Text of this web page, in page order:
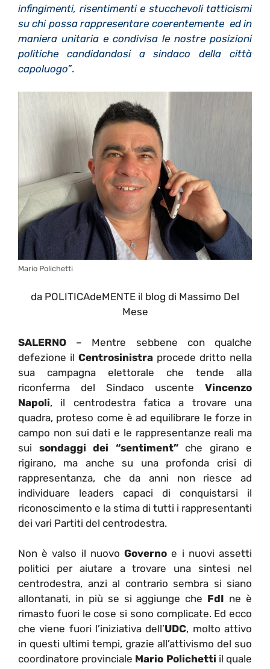
infingimenti, risentimenti e stucchevoli tatticismi
su chi possa rappresentare coerentemente ed in
maniera unitaria e condivisa le nostre posizioni
politiche candidandosi a sindaco della città
capoluogo”.
Mario Polichetti
da POLITICAdeMENTE il blog di Massimo Del
Mese
SALERNO – Mentre sebbene con qualche
defezione il Centrosinistra procede dritto nella
sua campagna elettorale che tende alla
riconferma del Sindaco uscente Vincenzo
Napoli, il centrodestra fatica a trovare una
quadra, proteso come è ad equilibrare le forze in
campo non sui dati e le rappresentanze reali ma
sui sondaggi dei “sentiment”che girano e
rigirano, ma anche su una profonda crisi di
rappresentanza, che da anni non riesce ad
individuare leaders capaci di conquistarsi il
riconoscimento e la stima di tutti i rappresentanti
dei vari Partiti del centrodestra.
Non è valso il nuovoGoverno e i nuovi assetti
politici per aiutare a trovare una sintesi nel
centrodestra, anzi al contrario sembra si siano
allontanati, in più se si aggiunge che FdI ne è
rimasto fuori le cose si sono complicate. Ed ecco
che viene fuori l’iniziativa dell’UDC, molto attivo
in questi ultimi tempi, grazie all’attivismo del suo
coordinatore provinciale Mario Polichetti il quale